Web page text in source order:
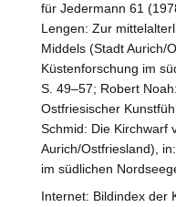
für Jedermann 61
Lengen: Zur
Middels (Stadt Aurich/
Küstenforschung im
S. 49–57; Robert
Ostfriesischer
Schmid: Die Kirchwarf
Aurich/Ostfriesland),
im südlichen
Internet: Bildindex der